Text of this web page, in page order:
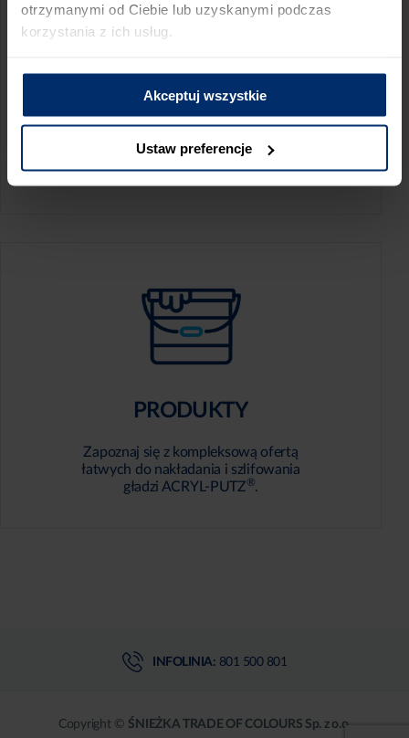
otrzymanymi od Ciebie lub uzyskanymi podczas
korzystania z ich usług.
Akceptuj wszystkie
Ustaw preferencje
KALKULATOR ZUŻYCIA
Oblicz, jaką ilość produktów potrzebujesz,
aby perfekcyjnie wygładzić swoje ściany.
PRODUKTY
Zapoznaj się z kompleksową ofertą
łatwych do nakładania i szlifowania
gładzi ACRYL-PUTZ®.
INFOLINIA: 801 500 801
Copyright © ŚNIEŻKA TRADE OF COLOURS Sp. z o.o.